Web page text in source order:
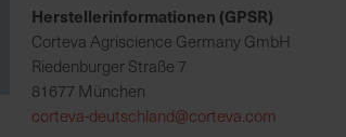
Herstellerinformationen (GPSR)
Corteva Agriscience Germany GmbH
Riedenburger Straße 7
81677 München
corteva-deutschland@corteva.com